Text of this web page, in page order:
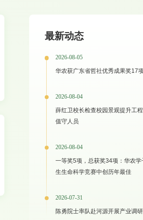
最新动态
2026-08-05
2026-08-04
薛红卫校长检查校园景观提升工
值守人员
2026-08-04
一等奖5项，总获奖34项：华农
生生命科学竞赛中创历年最佳
2026-07-31
陈勇院士率队赴河源开展产业调研